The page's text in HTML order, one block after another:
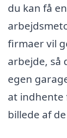
du kan få
firmaer vil
arbejde, så
egen
at
billede af